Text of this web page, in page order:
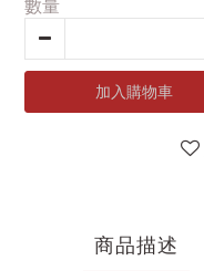
數量
加入購物車
商品描述